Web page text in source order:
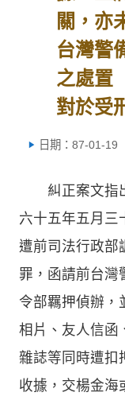
關，亦
台灣警
之處置
對於受
日期：87-01-19
糾正案文指出
六十五年五月三
遭前司法行政部
罪，函請前台灣
令部羈押偵辦，
相片、友人信函
雜誌等同時遭扣
收據，交楊金海